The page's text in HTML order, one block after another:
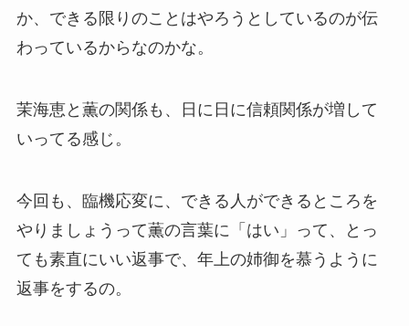
か、できる限りのことはやろうとしているのが伝
わっているからなのかな。
茉海恵と薫の関係も、日に日に信頼関係が増して
いってる感じ。
今回も、臨機応変に、できる人ができるところを
やりましょうって薫の言葉に「はい」って、とっ
ても素直にいい返事で、年上の姉御を慕うように
返事をするの。